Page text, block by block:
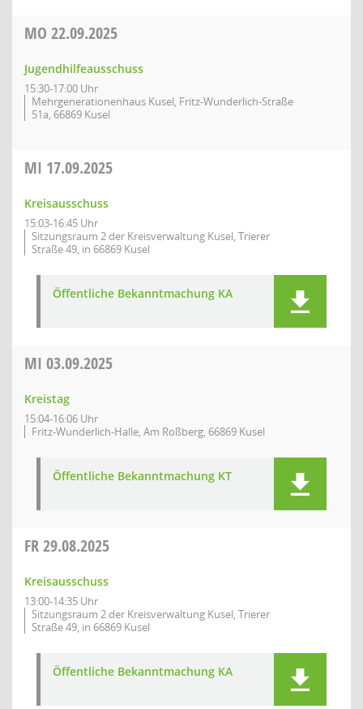
MO 22.09.2025
Jugendhilfeausschuss
15:30-17:00 Uhr
Mehrgenerationenhaus Kusel, Fritz-Wunderlich-Straße
51a, 66869 Kusel
MI 17.09.2025
Kreisausschuss
15:03-16:45 Uhr
Sitzungsraum 2 der Kreisverwaltung Kusel, Trierer
Straße 49, in 66869 Kusel
Öffentliche Bekanntmachung KA
MI 03.09.2025
Kreistag
15:04-16:06 Uhr
Fritz-Wunderlich-Halle, Am Roßberg, 66869 Kusel
Öffentliche Bekanntmachung KT
FR29.08.2025
Kreisausschuss
13:00-14:35 Uhr
Sitzungsraum 2 der Kreisverwaltung Kusel, Trierer
Straße 49, in 66869 Kusel
Öffentliche Bekanntmachung KA